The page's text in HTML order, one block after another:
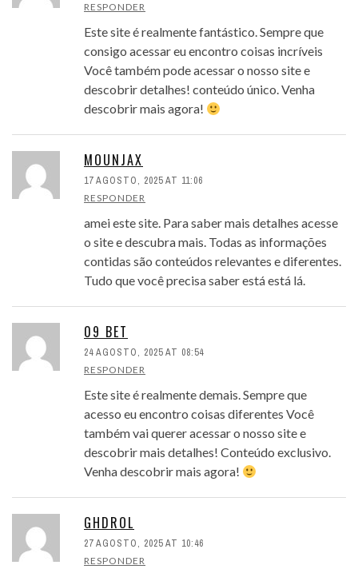
RESPONDER
Este site é realmente fantástico. Sempre que
consigo acessar eu encontro coisas incríveis
Você também pode acessar o nosso site e
descobrir detalhes! conteúdo único. Venha
descobrir mais agora!
MOUNJAX
17 AGOSTO, 2025 AT 11:06
RESPONDER
amei este site. Para saber mais detalhes acesse
o site e descubra mais. Todas as informações
contidas são conteúdos relevantes e diferentes.
Tudo que você precisa saber está está lá.
09 BET
24 AGOSTO, 2025 AT 08:54
RESPONDER
Este site é realmente demais. Sempre que
acesso eu encontro coisas diferentes Você
também vai querer acessar o nosso site e
descobrir mais detalhes! Conteúdo exclusivo.
Venha descobrir mais agora!
GHDROL
27 AGOSTO, 2025 AT 10:46
RESPONDER